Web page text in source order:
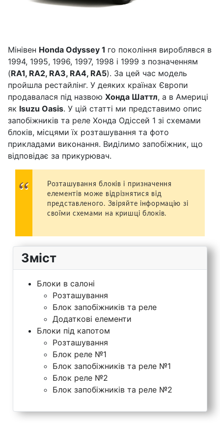
Мінівен Honda Odyssey 1 го покоління вироблявся в
1994, 1995, 1996, 1997, 1998 і 1999 з позначенням
(RA1, RA2, RA3, RA4, RA5). За цей час модель
пройшла рестайлінг. У деяких країнах Європи
продавалася під назвою Хонда Шаттл, а в Америці
як Isuzu Oasis. У цій статті ми представимо опис
запобіжників та реле Хонда Одіссей 1 зі схемами
блоків, місцями їх розташування та фото
прикладами виконання. Виділимо запобіжник, що
відповідає за прикурювач.
Розташування блоків і призначення
елементів може відрізнятися від
представленого. Звіряйте інформацію зі
своїми схемами на кришці блоків.
Зміст
Блоки в салоні
Розташування
Блок запобіжників та реле
Додаткові елементи
Блоки під капотом
Розташування
Блок реле №1
Блок запобіжників та реле №1
Блок реле №2
Блок запобіжників та реле №2